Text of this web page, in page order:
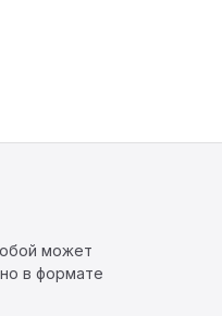
может
в формате